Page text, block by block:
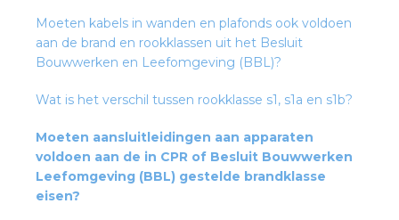
Moeten kabels in wanden en plafonds ook voldoen
aan de brand en rookklassen uit het Besluit
Bouwwerken en Leefomgeving (BBL)?
Wat is het verschil tussen rookklasse s1, s1a en s1b?
Moeten aansluitleidingen aan apparaten
voldoen aan de in CPR of Besluit Bouwwerken
Leefomgeving (BBL) gestelde brandklasse
eisen?